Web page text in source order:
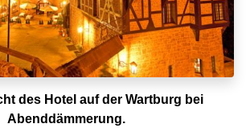
des Hotel auf der Wartburg bei
Abenddämmerung.